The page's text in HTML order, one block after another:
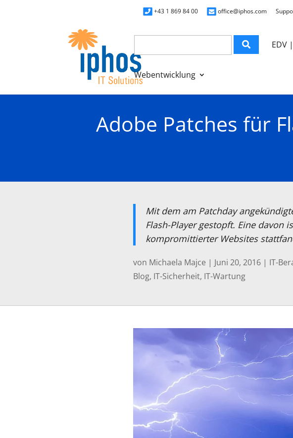
+43 1 869 84 00 office@iphos.com
EDV
Webentwicklung
Adobe Patches für
Mit dem am Patchday
Flash-Player gestopft. Eine davon
kompromittierter Websites
von Michaela Majce | Juni 20, 2016| IT-
Blog, IT-Sicherheit, IT-Wartung